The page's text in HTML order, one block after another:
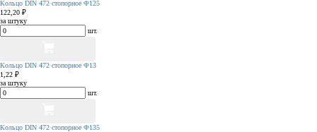
Кольцо DIN 472 стопорное Ф125
122,20 ₽
за штуку
шт.
Кольцо DIN 472 стопорное Ф13
1,22 ₽
за штуку
шт.
Кольцо DIN 472 стопорное Ф135